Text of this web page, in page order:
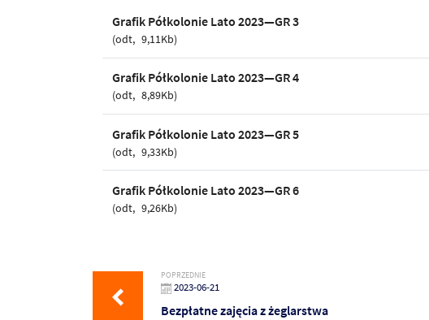
Grafik Półkolonie Lato 2023—GR 3
odt 9,11Kb
Grafik Półkolonie Lato 2023—GR 4
odt 8,89Kb
Grafik Półkolonie Lato 2023—GR 5
odt 9,33Kb
Grafik Półkolonie Lato 2023—GR 6
odt 9,26Kb
POPRZEDNIE
2023-06-21
Bezpłatne zajęcia z żeglarstwa